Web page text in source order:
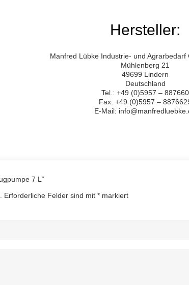
Hersteller:
Manfred Lübke Industrie- und Agrarbedarf
Mühlenberg 21
49699 Lindern
Deutschland
Tel.: +49 (0)5957 – 887660
Fax: +49 (0)5957 –
E-Mail:
7 L“
Erforderliche Felder sind mit * markiert